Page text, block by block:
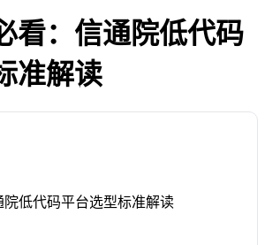
看：信通院低代码
准解读
低代码平台选型标准解读